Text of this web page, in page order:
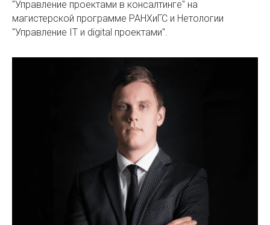
"Управление проектами в консалтинге" на
магистерской программе РАНХиГС и Нетологии
"Управление IT и digital проектами".